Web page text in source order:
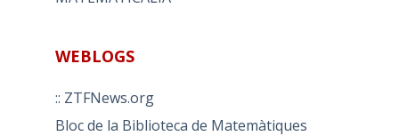
WEBLOGS
:: ZTFNews.org
Bloc de la Biblioteca de Matemàtiques